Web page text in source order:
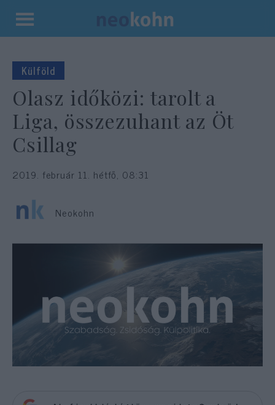
Kilépés
tartalomba
Külföld
Olasz időközi: tarolt a
Liga, összezuhant az Öt
Csillag
2019. február 11. hétfő, 08:31
Neokohn